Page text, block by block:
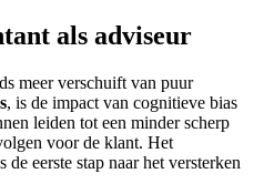
als adviseur
meer verschuift van puur
, is de impact van cognitieve bias
leiden tot een minder scherp
voor de klant. Het
eerste stap naar het versterken